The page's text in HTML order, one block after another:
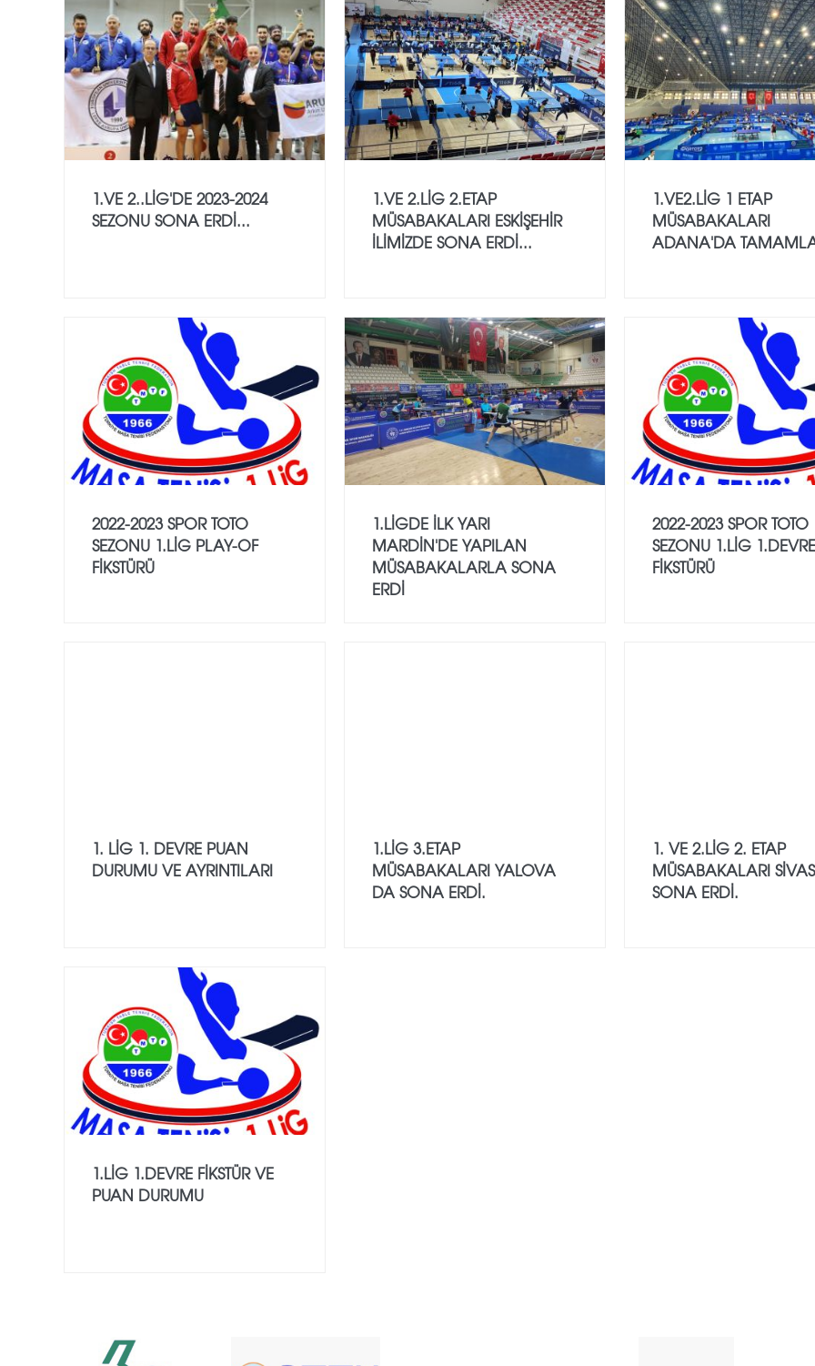
1.VE 2..LİG'DE 2023-2024
SEZONU SONA ERDİ...
1.VE 2.LİG 2.ETAP
MÜSABAKALARI ESKİŞEHİR
İLİMİZDE SONA ERDİ...
1.VE2.LİG 1 ETAP
MÜSABAKALARI
ADANA'DA
2022-2023 SPOR TOTO
SEZONU 1.LİG PLAY-OF
FİKSTÜRÜ
1.LİGDE İLK YARI
MARDİN'DE YAPILAN
MÜSABAKALARLA SONA
ERDİ
2022-2023 SPOR TOTO
SEZONU 1.LİG 1.DEVRE
FİKSTÜRÜ
1. LIG 1. DEVRE PUAN
DURUMU VE AYRINTILARI
1.LİG 3.ETAP
MÜSABAKALARI YALOVA
DA SONA ERDİ.
1. VE 2.LİG 2. ETAP
MÜSABAKALARI
SONA ERDİ.
1.LİG 1.DEVRE FİKSTÜR VE
PUAN DURUMU